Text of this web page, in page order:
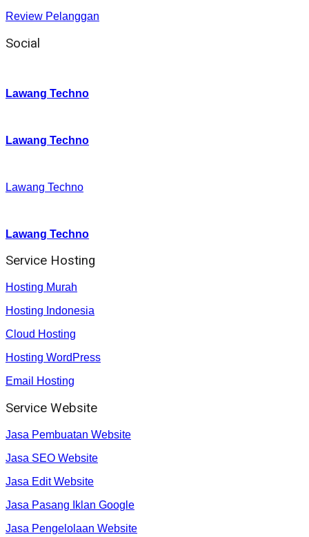
Review Pelanggan
Social
Lawang Techno
Lawang Techno
Lawang Techno
Lawang Techno
Service Hosting
Hosting Murah
Hosting Indonesia
Cloud Hosting
Hosting WordPress
Email Hosting
Service Website
Jasa Pembuatan Website
Jasa SEO Website
Jasa Edit Website
Jasa Pasang Iklan Google
Jasa Pengelolaan Website